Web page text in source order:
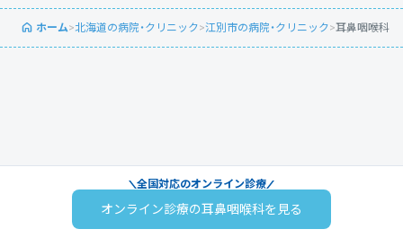
ホーム>北海道の病院・クリニック>江別市の病院・クリニック>耳鼻咽喉科
全国対応のオンライン診療
オンライン診療の耳鼻咽喉科を見る